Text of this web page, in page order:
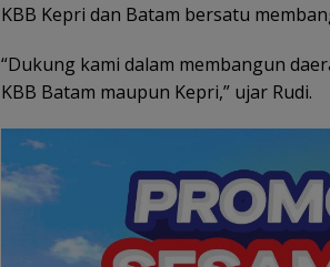
KBB Kepri dan Batam bersatu
“Dukung kami dalam membangun
KBB Batam maupun Kepri,” ujar Rudi.
Berapit Dilantik,
Hadirkan
Nyata